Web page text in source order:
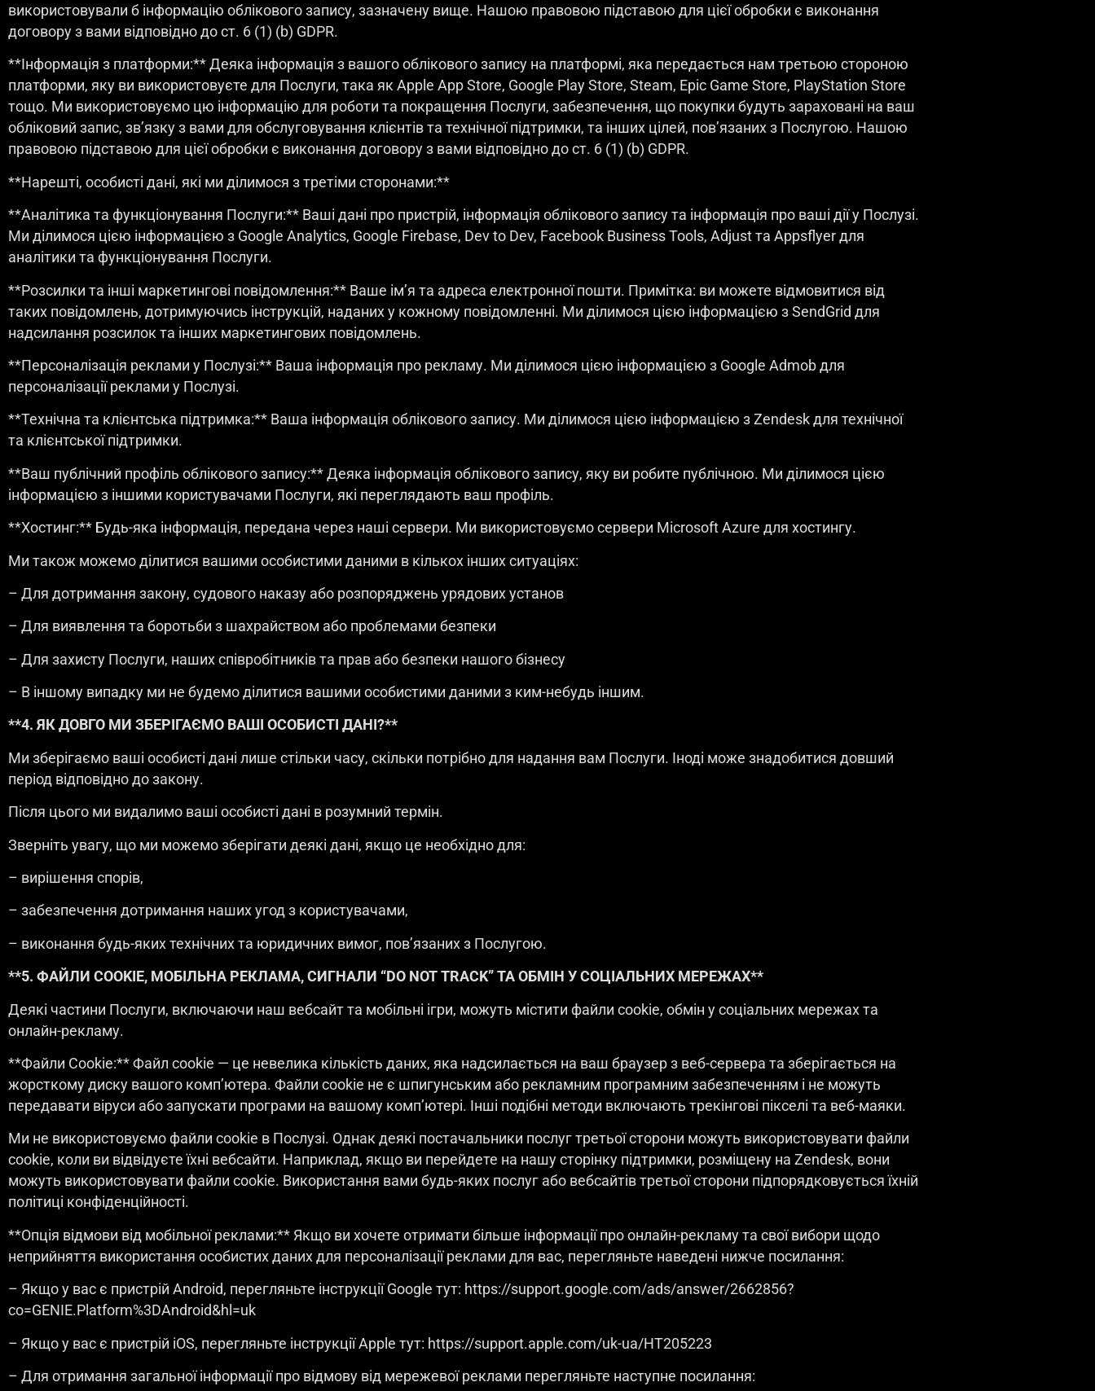
використовували б інформацію облікового запису, зазначену вище. Нашою правовою підставою для цієї обробки є виконання
договору з вами відповідно до ст. 6 (1) (b) GDPR.
**Інформація з платформи:** Деяка інформація з вашого облікового запису на платформі, яка передається нам третьою стороною
платформи, яку ви використовуєте для Послуги, така як Apple App Store, Google Play Store, Steam, Epic Game Store, PlayStation Store
тощо. Ми використовуємо цю інформацію для роботи та покращення Послуги, забезпечення, що покупки будуть зараховані на ваш
обліковий запис, зв’язку з вами для обслуговування клієнтів та технічної підтримки, та інших цілей, пов’язаних з Послугою. Нашою
правовою підставою для цієї обробки є виконання договору з вами відповідно до ст. 6 (1) (b) GDPR.
**Нарешті, особисті дані, які ми ділимося з третіми сторонами:**
**Аналітика та функціонування Послуги:** Ваші дані про пристрій, інформація облікового запису та інформація про ваші дії у Послузі.
Ми ділимося цією інформацією з Google Analytics, Google Firebase, Dev to Dev, Facebook Business Tools, Adjust та Appsflyer для
аналітики та функціонування Послуги.
**Розсилки та інші маркетингові повідомлення:** Ваше ім’я та адреса електронної пошти. Примітка: ви можете відмовитися від
таких повідомлень, дотримуючись інструкцій, наданих у кожному повідомленні. Ми ділимося цією інформацією з SendGrid для
надсилання розсилок та інших маркетингових повідомлень.
**Персоналізація реклами у Послузі:** Ваша інформація про рекламу. Ми ділимося цією інформацією з Google Admob для
персоналізації реклами у Послузі.
**Технічна та клієнтська підтримка:** Ваша інформація облікового запису. Ми ділимося цією інформацією з Zendesk для технічної
та клієнтської підтримки.
**Ваш публічний профіль облікового запису:** Деяка інформація облікового запису, яку ви робите публічною. Ми ділимося цією
інформацією з іншими користувачами Послуги, які переглядають ваш профіль.
**Хостинг:** Будь-яка інформація, передана через наші сервери. Ми використовуємо сервери Microsoft Azure для хостингу.
Ми також можемо ділитися вашими особистими даними в кількох інших ситуаціях:
– Для дотримання закону, судового наказу або розпоряджень урядових установ
– Для виявлення та боротьби з шахрайством або проблемами безпеки
– Для захисту Послуги, наших співробітників та прав або безпеки нашого бізнесу
– В іншому випадку ми не будемо ділитися вашими особистими даними з ким-небудь іншим.
**4. ЯК ДОВГО МИ ЗБЕРІГАЄМО ВАШІ ОСОБИСТІ ДАНІ?**
Ми зберігаємо ваші особисті дані лише стільки часу, скільки потрібно для надання вам Послуги. Іноді може знадобитися довший
період відповідно до закону.
Після цього ми видалимо ваші особисті дані в розумний термін.
Зверніть увагу, що ми можемо зберігати деякі дані, якщо це необхідно для:
– вирішення спорів,
– забезпечення дотримання наших угод з користувачами,
– виконання будь-яких технічних та юридичних вимог, пов’язаних з Послугою.
**5. ФАЙЛИ COOKIE, МОБІЛЬНА РЕКЛАМА, СИГНАЛИ “DO NOT TRACK” ТА ОБМІН У СОЦІАЛЬНИХ МЕРЕЖАХ**
Деякі частини Послуги, включаючи наш вебсайт та мобільні ігри, можуть містити файли cookie, обмін у соціальних мережах та
онлайн-рекламу.
**Файли Cookie:** Файл cookie — це невелика кількість даних, яка надсилається на ваш браузер з веб-сервера та зберігається на
жорсткому диску вашого комп’ютера. Файли cookie не є шпигунським або рекламним програмним забезпеченням і не можуть
передавати віруси або запускати програми на вашому комп’ютері. Інші подібні методи включають трекінгові пікселі та веб-маяки.
Ми не використовуємо файли cookie в Послузі. Однак деякі постачальники послуг третьої сторони можуть використовувати файли
cookie, коли ви відвідуєте їхні вебсайти. Наприклад, якщо ви перейдете на нашу сторінку підтримки, розміщену на Zendesk, вони
можуть використовувати файли cookie. Використання вами будь-яких послуг або вебсайтів третьої сторони підпорядковується їхній
політиці конфіденційності.
**Опція відмови від мобільної реклами:** Якщо ви хочете отримати більше інформації про онлайн-рекламу та свої вибори щодо
неприйняття використання особистих даних для персоналізації реклами для вас, перегляньте наведені нижче посилання:
– Якщо у вас є пристрій Android, перегляньте інструкції Google тут: https://support.google.com/ads/answer/2662856?
co=GENIE.Platform%3DAndroid&hl=uk
– Якщо у вас є пристрій iOS, перегляньте інструкції Apple тут: https://support.apple.com/uk-ua/HT205223
– Для отримання загальної інформації про відмову від мережевої реклами перегляньте наступне посилання: